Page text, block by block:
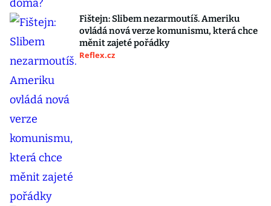
Fištejn: Slibem nezarmoutíš. Ameriku
ovládá nová verze komunismu, která chce
měnit zajeté pořádky
Reflex.cz